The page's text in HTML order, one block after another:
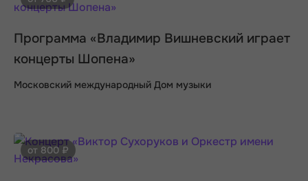
Программа «Владимир Вишневский играет
концерты Шопена»
Московский международный Дом музыки
от 800 ₽